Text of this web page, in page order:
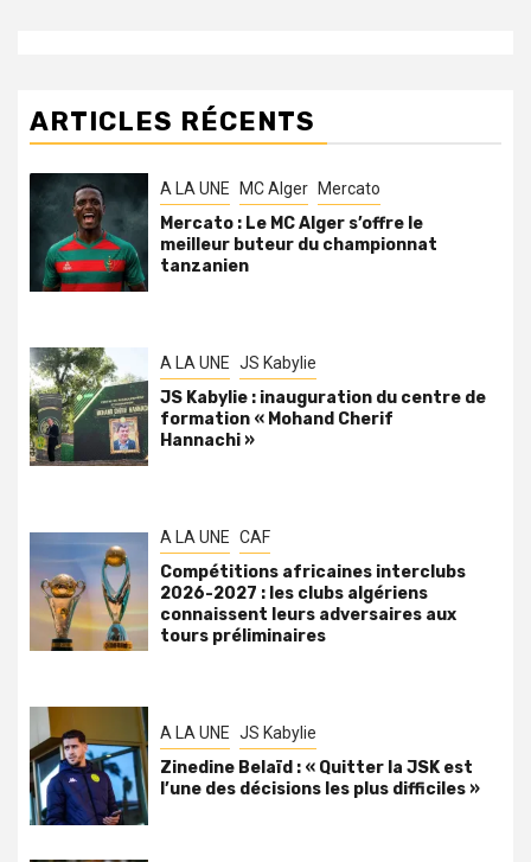
ARTICLES RÉCENTS
A LA UNE MC Alger Mercato
Mercato : Le MC Alger s’offre le
meilleur buteur du championnat
tanzanien
A LA UNE JS Kabylie
JS Kabylie : inauguration du centre de
formation « Mohand Cherif
Hannachi »
A LA UNE CAF
Compétitions africaines interclubs
2026-2027 : les clubs algériens
connaissent leurs adversaires aux
tours préliminaires
A LA UNE JS Kabylie
Zinedine Belaïd : « Quitter la JSK est
l’une des décisions les plus difficiles »